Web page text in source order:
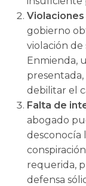
Violaciones
gobierno
violación de
Enmienda,
debilitar el
Falta de
abogado
desconocía
requerida,
defensa